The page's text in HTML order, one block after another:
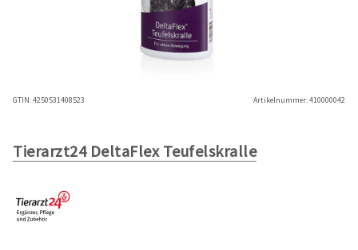
GTIN:4250531408523 Artikelnummer:410000042
Tierarzt24 DeltaFlex Teufelskralle